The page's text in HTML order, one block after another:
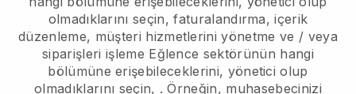
olmadıklarını seçin, faturalandırma, içerik
düzenleme, müşteri hizmetlerini yönetme ve / veya
siparişleri işleme Eğlence sektörünün hangi
bölümüne erişebileceklerini, yönetici olup
olmadıklarını seçin, . Örneğin, muhasebecinizi